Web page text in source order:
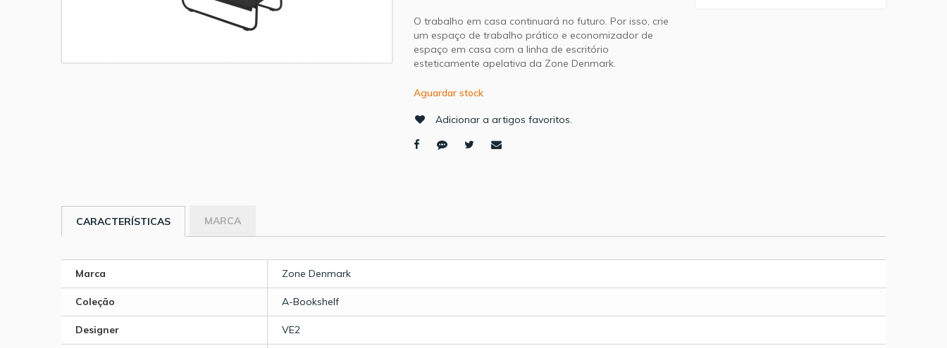
O trabalho em casa continuará no futuro. Por isso, crie
um espaço de trabalho prático e economizador de
espaço em casa com a linha de escritório
esteticamente apelativa da Zone Denmark.
Aguardar stock
Adicionar a artigos favoritos.
CARACTERÍSTICAS MARCA
Marca Zone Denmark
Coleção A-Bookshelf
Designer VE2